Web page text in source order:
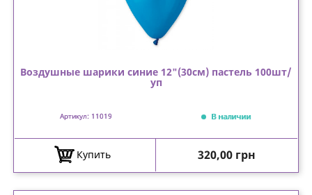
Воздушные шарики синие 12"(30см) пастель 100шт/
уп
Артикул: 11019 В наличии
Купить Цена
320,00 грн